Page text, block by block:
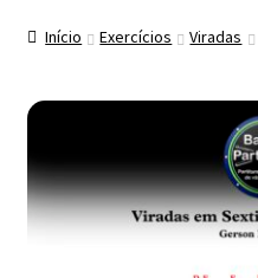
Cursos
Grátis
Início Exercícios Viradas